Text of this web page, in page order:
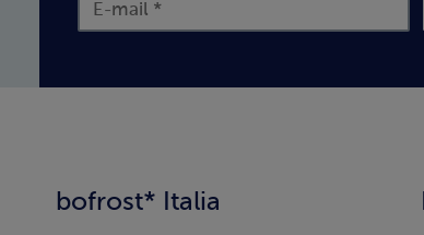
bofrost* Italia